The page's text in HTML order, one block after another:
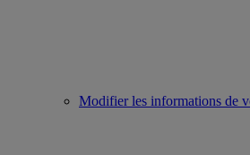
Modifier les informations de